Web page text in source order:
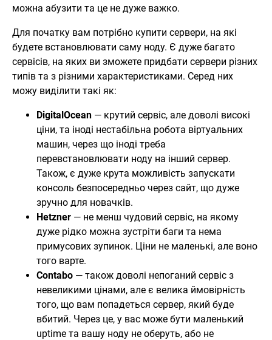
можна абузити та це не дуже важко.
Для початку вам потрібно купити сервери, на які
будете встановлювати саму ноду. Є дуже багато
сервісів, на яких ви зможете придбати сервери різних
типів та з різними характеристиками. Серед них
можу виділити такі як:
DigitalOcean — крутий сервіс, але доволі високі
ціни, та іноді нестабільна робота віртуальних
машин, через що іноді треба
перевстановлювати ноду на інший сервер.
Також, є дуже крута можливість запускати
консоль безпосередньо через сайт, що дуже
зручно для новачків.
Hetzner — не менш чудовий сервіс, на якому
дуже рідко можна зустріти баги та нема
примусових зупинок. Ціни не маленькі, але воно
того варте.
Contabo — також доволі непоганий сервіс з
невеликими цінами, але є велика ймовірність
того, що вам попадеться сервер, який буде
вбитий. Через це, у вас може бути маленький
uptime та вашу ноду не оберуть, або не